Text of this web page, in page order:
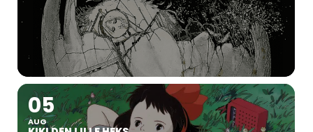
05
AUG